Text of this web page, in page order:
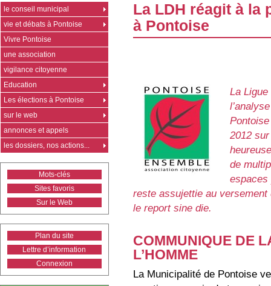
La LDH réagit à la
à Pontoise
La Ligue
2012
de
espaces
reste assujettie au versement
le report sine die.
COMMUNIQUE DE
L’HOMME
La Municipalité de Pontoise
le conseil municipal
vie et débats à Pontoise
Vivre Pontoise
une association
vigilance citoyenne
Education
Les élections à Pontoise
sur le web
annonces et appels
les dossiers, nos actions...
Mots-clés
Sites favoris
Sur le Web
Plan du site
Lettre d’information
Connexion